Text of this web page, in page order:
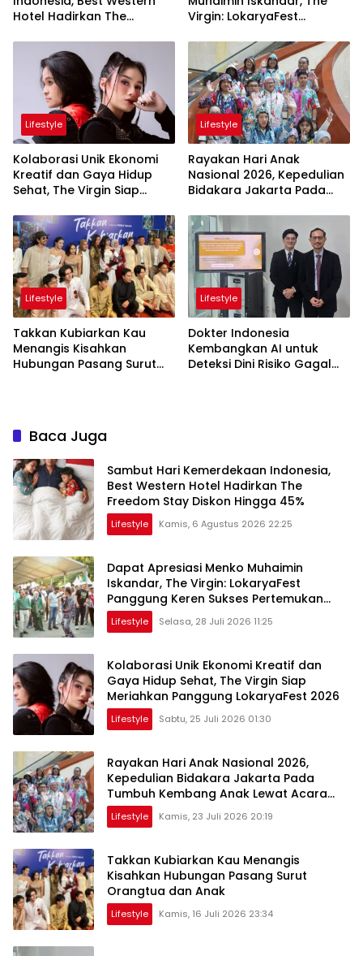
Hotel Hadirkan The
Hingga 45%
Virgin: LokaryaFest
Pertemukan Kolaborasi
Apik
Lifestyle
Kolaborasi Unik Ekonomi
Kreatif dan Gaya Hidup
Sehat, The Virgin Siap
LokaryaFest 2026
Lifestyle
Rayakan Hari Anak
Nasional 2026, Kepedulian
Bidakara Jakarta Pada
Lewat Acara Where Hope
Begins
Lifestyle
Takkan Kubiarkan Kau
Menangis Kisahkan
Hubungan Pasang Surut
Lifestyle
Dokter Indonesia
Kembangkan AI untuk
Deteksi Dini Risiko Gagal
Baca Juga
Sambut Hari Kemerdekaan Indonesia,
Best Western Hotel Hadirkan The
Freedom Stay Diskon Hingga 45%
Lifestyle Kamis, 6 Agustus 2026 22:25
Dapat Apresiasi Menko Muhaimin
Iskandar, The Virgin: LokaryaFest
Panggung Keren Sukses Pertemukan
Kolaborasi Apik
Lifestyle Selasa, 28 Juli 2026 11:25
Kolaborasi Unik Ekonomi Kreatif dan
Gaya Hidup Sehat, The Virgin Siap
Meriahkan Panggung LokaryaFest 2026
Lifestyle Sabtu, 25 Juli 2026 01:30
Rayakan Hari Anak Nasional 2026,
Kepedulian Bidakara Jakarta Pada
Tumbuh Kembang Anak Lewat Acara
Where Hope Begins
Lifestyle Kamis, 23 Juli 2026 20:19
Takkan Kubiarkan Kau Menangis
Kisahkan Hubungan Pasang Surut
Orangtua dan Anak
Lifestyle Kamis, 16 Juli 2026 23:34